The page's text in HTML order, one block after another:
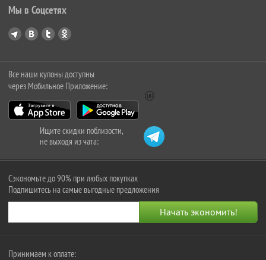
Мы в Соцсетях
Все наши купоны доступны
через Мобильное Приложение:
Ищите скидки поблизости,
не выходя из чата:
Сэкономьте до 90% при любых покупках
Подпишитесь на самые выгодные предложения
Принимаем к оплате: